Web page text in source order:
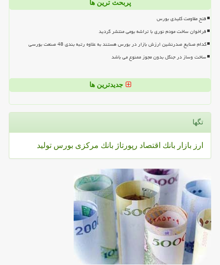
پربحث ترین ها
فتح مقاومت کلیدی بورس
فراخوان ساخت مودم نوری با تراشه بومی منتشر گردید
کدام صنایع صدرنشین ارزش بازار در بورس هستند به علاوه رتبه بندی 48 صنعت بورسی
ساخت وساز در جنگل بدون مجوز ممنوع می باشد
جدیدترین ها
تگها
ارز بازار بانك اقتصاد رپورتاژ بانك مركزی بورس تولید